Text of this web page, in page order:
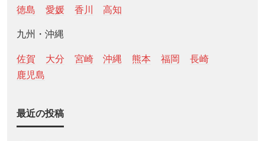
徳島 愛媛 香川 高知
九州・沖縄
佐賀 大分 宮崎 沖縄 熊本 福岡
長崎
鹿児島
最近の投稿